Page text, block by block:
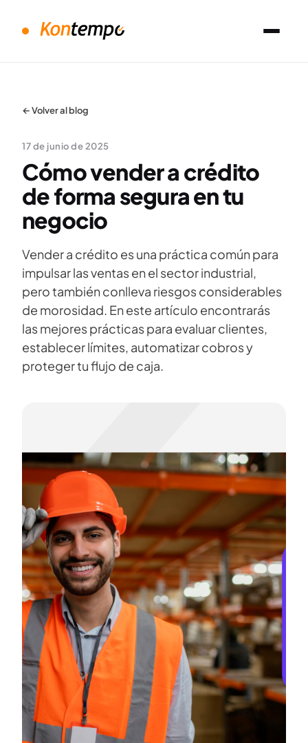
← Volver al blog
17 de junio de 2025
Cómo vender a crédito
de forma segura en tu
negocio
Vender a crédito es una práctica común para
impulsar las ventas en el sector industrial,
pero también conlleva riesgos considerables
de morosidad. En este artículo encontrarás
las mejores prácticas para evaluar clientes,
establecer límites, automatizar cobros y
proteger tu flujo de caja.